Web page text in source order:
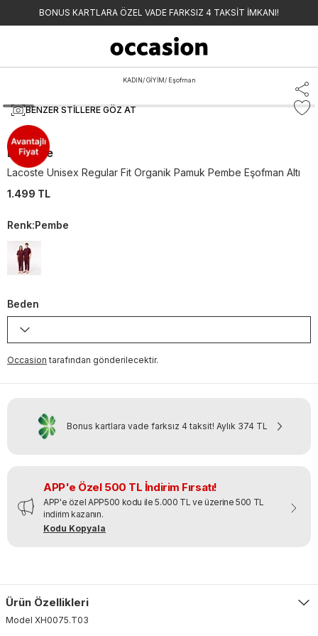
BONUS KARTLARA ÖZEL VADE FARKSIZ 4 TAKSİT İMKANI!
KADIN/ GİYİM/ Eşofman
BENZER STILLERE GÖZ AT
Lacoste
Lacoste Unisex Regular Fit Organik Pamuk Pembe Eşofman Altı
1.499 TL
Renk:Pembe
Beden
Occasion tarafından gönderilecektir.
Bonus kartlara vade farksız 4 taksit! Aylık 374 TL
APP'e Özel 500 TL İndirim Fırsatı!
APP'e özel APP500 kodu ile 5.000 TL ve üzerine 500 TL
indirim kazanın.
Kodu Kopyala
Ürün Özellikleri
Model XH0075.T03